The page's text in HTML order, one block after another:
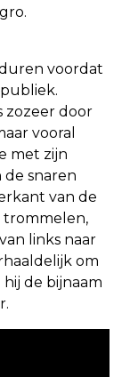
voordat
zozeer door
vooral
met zijn
de snaren
van de
trommelen,
links naar
om
hij de bijnaam